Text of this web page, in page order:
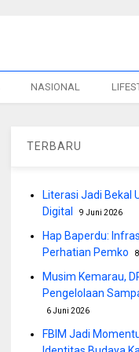
NASIONAL
TERBARU
Literasi Jadi Bekal
Digital
9 Juni 2026
Hap Baperdu:
Perhatian Pemko
Musim Kemarau,
Pengelolaan
6 Juni 2026
FBIM Jadi